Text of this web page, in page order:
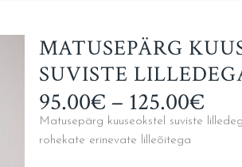
MATUSEPÄRG
SUVISTE
95.00€ – 125.00€Price
Matusepärg kuuseokstel suviste
rohekate erinevate lilleõitega